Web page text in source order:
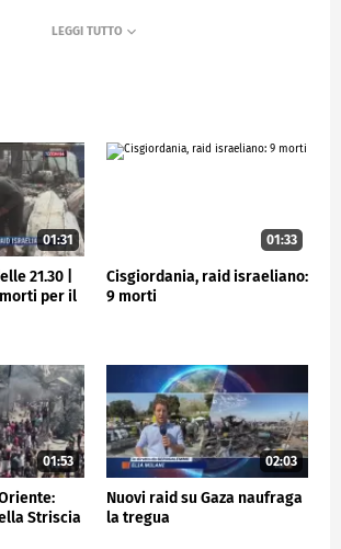
di Gaza City. Umm Tariq Obaid,
e questa distruzione, quanto
circondati da distruzione e
01:31
21.30 |
morti per il
01:33
Cisgiordania, raid israeliano:
9 morti
01:53
Striscia
02:03
Nuovi raid su Gaza naufraga
la tregua